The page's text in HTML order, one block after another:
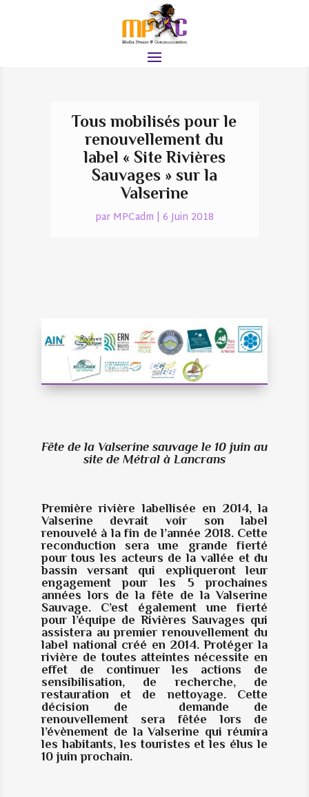
Tous mobilisés pour le
renouvellement du
label « Site Rivières
Sauvages » sur la
Valserine
par MPCadm | 6 Juin 2018
Fête de la Valserine sauvage le 10 juin au
site de Métral à Lancrans
Première rivière labellisée en 2014, la
Valserine devrait voir son label
renouvelé à la fin de l’année 2018. Cette
reconduction sera une grande fierté
pour tous les acteurs de la vallée et du
bassin versant qui expliqueront leur
engagement pour les 5 prochaines
années lors de la fête de la Valserine
Sauvage. C’est également une fierté
pour l’équipe de Rivières Sauvages qui
assistera au premier renouvellement du
label national créé en 2014. Protéger la
rivière de toutes atteintes nécessite en
effet de continuer les actions de
sensibilisation, de recherche, de
restauration et de nettoyage. Cette
décision de demande de
renouvellement sera fêtée lors de
l’évènement de la Valserine qui réunira
les habitants, les touristes et les élus le
10 juin prochain.